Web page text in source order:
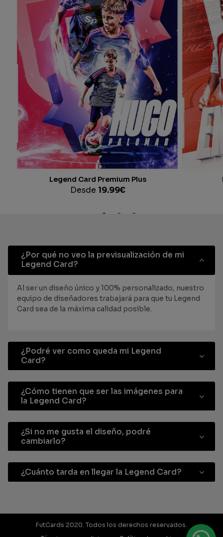
Legend Card Premium Plus
Desde 19.99€
¿Por qué no veo la previsualización de mi
Legend Card?
Al ser un diseño único y 100% personalizado, nuestro
equipo de diseñadores trabajará para que tu Legend
Card sea de la máxima calidad posible.
¿Podré ver como queda mi Legend
Card?
¿Cómo tienen que ser las imágenes para
la Legend Card?
¿Si no me gusta el diseño, podré
cambiarlo?
¿Cuánto tarda en llegar la Legend Card?
FutCards 2020. Todos los derechos reservados.